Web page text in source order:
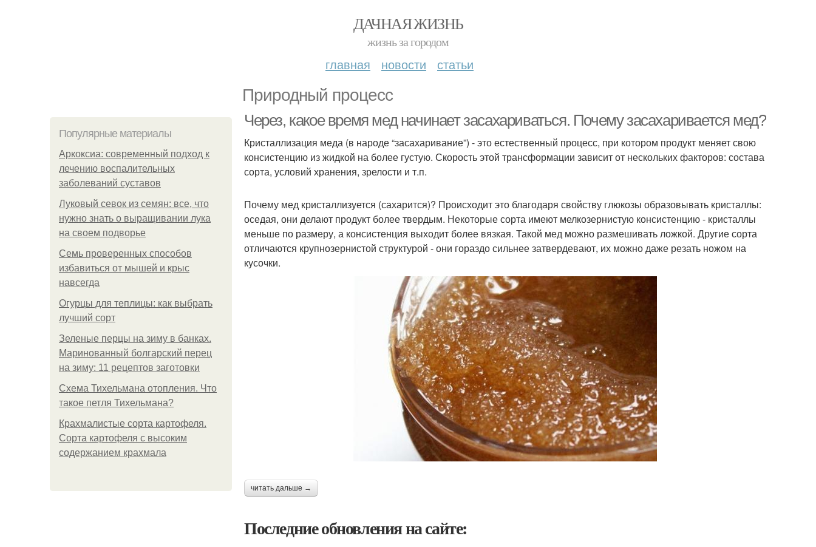
ДАЧНАЯ ЖИЗНЬ
жизнь за городом
главная новости статьи
Природный процесс
Популярные материалы
Аркоксиа: современный подход к
лечению воспалительных
заболеваний суставов
Луковый севок из семян: все, что
нужно знать о выращивании лука
на своем подворье
Семь проверенных способов
избавиться от мышей и крыс
навсегда
Огурцы для теплицы: как выбрать
лучший сорт
Зеленые перцы на зиму в банках.
Маринованный болгарский перец
на зиму: 11 рецептов заготовки
Схема Тихельмана отопления. Что
такое петля Тихельмана?
Крахмалистые сорта картофеля.
Сорта картофеля с высоким
содержанием крахмала
Через, какое время мед начинает засахариваться. Почему засахаривается мед?
Кристаллизация меда (в народе “засахаривание”) - это естественный процесс, при котором продукт меняет свою
консистенцию из жидкой на более густую. Скорость этой трансформации зависит от нескольких факторов: состава
сорта, условий хранения, зрелости и т.п.
Почему мед кристаллизуется (сахарится)? Происходит это благодаря свойству глюкозы образовывать кристаллы:
оседая, они делают продукт более твердым. Некоторые сорта имеют мелкозернистую консистенцию - кристаллы
меньше по размеру, а консистенция выходит более вязкая. Такой мед можно размешивать ложкой. Другие сорта
отличаются крупнозернистой структурой - они гораздо сильнее затвердевают, их можно даже резать ножом на
кусочки.
читать дальше →
Последние обновления на сайте: